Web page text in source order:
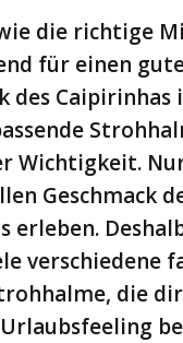
die richtige
für einen
des Caipirinhas
Wichtigkeit.
Geschmack
erleben.
verschiedene
die